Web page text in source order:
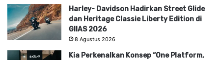
Harley- Davidson Hadirkan Street Glide
dan Heritage Classie Liberty Edition di
GIIAS 2026
8 Agustus 2026
Kia Perkenalkan Konsep “One Platform,